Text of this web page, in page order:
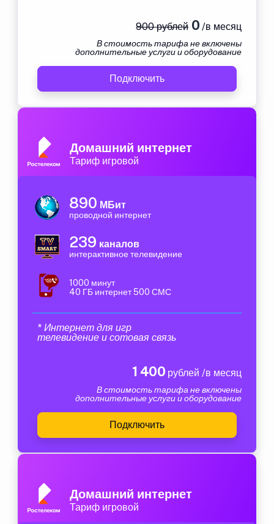
900 рублей0 /в месяц
В стоимость тарифа не включены
дополнительные услуги и оборудование
Подключить
Домашний интернет
Тариф игровой
890 МБит
проводной интернет
239 каналов
интерактивное телевидение
1000 минут
40 ГБ интернет 500 СМС
* Интернет для игр
телевидение и сотовая связь
1 400 рублей /в месяц
В стоимость тарифа не включены
дополнительные услуги и оборудование
Подключить
Домашний интернет
Тариф игровой